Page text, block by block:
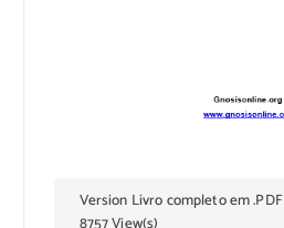
Version Livro completo em .PDF